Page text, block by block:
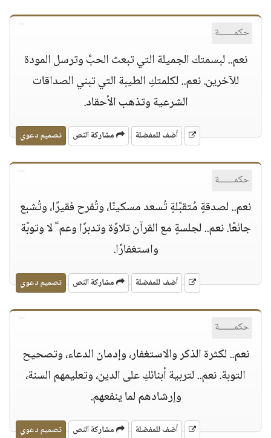
حكمــــــة
نعم.. لبسمتك الجميلة التي تبعث الحبَّ وترسل المودة
للآخرين. نعم.. لكلمتكِ الطيبة التي تبني الصداقات
الشرعية وتذهب الأحقاد.
أضف للمفضلة مشاركة النص تصميم دعوي
حكمــــــة
نعم.. لصدقةٍ مُتقبَّلةٍ تُسعد مسكينًا، وتُفرح فقيرًا، وتُشبع
جائعًا. نعم.. لجلسةٍ مع القرآن تلاوًة وتدبرًا وعم ً لا وتوبًة
واستغفارًا.
أضف للمفضلة مشاركة النص تصميم دعوي
حكمــــــة
نعم.. لكثرة الذكر والاستغفار، وإدمان الدعاء، وتصحيح
التوبة. نعم.. لتربية أبنائكِ على الدين، وتعليمهم السنة،
وإرشادهم لما ينفعهم.
أضف للمفضلة مشاركة النص تصميم دعوي